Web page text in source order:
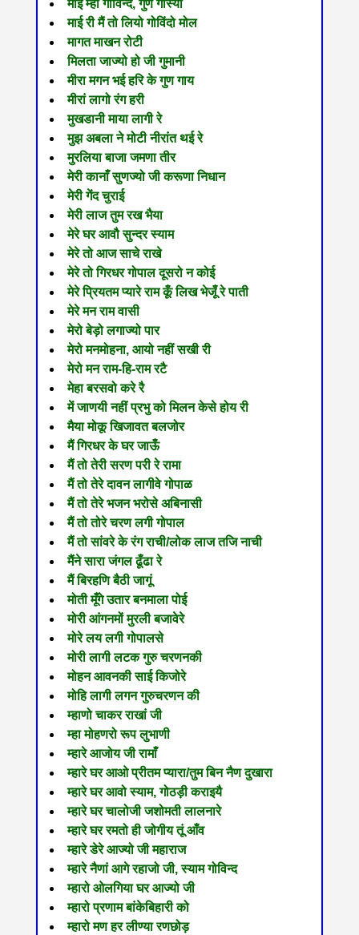
माई म्हां गोविन्द, गुण गास्यां
माई री मैं तो लियो गोविंदो मोल
मागत माखन रोटी
मिलता जाज्यो हो जी गुमानी
मीरा मगन भई हरि के गुण गाय
मीरां लागो रंग हरी
मुखडानी माया लागी रे
मुझ अबला ने मोटी नीरांत थई रे
मुरलिया बाजा जमणा तीर
मेरी कानाँ सुणज्यो जी करूणा निधान
मेरी गेंद चुराई
मेरी लाज तुम रख भैया
मेरे घर आवौ सुन्दर स्याम
मेरे तो आज साचे राखे
मेरे तो गिरधर गोपाल दूसरो न कोई
मेरे प्रियतम प्यारे राम कूँ लिख भेजूँ रे पाती
मेरे मन राम वासी
मेरो बेड़ो लगाज्यो पार
मेरो मनमोहना, आयो नहीं सखी री
मेरो मन राम-हि-राम रटै
मेहा बरसवो करे रै
में जाणयी नहीं प्रभु को मिलन केसे होय री
मैया मोकू खिजावत बलजोर
मैं गिरधर के घर जाऊँ
मैं तो तेरी सरण परी रे रामा
मैं तो तेरे दावन लागीवे गोपाळ
मैं तो तेरे भजन भरोसे अबिनासी
मैं तो तोरे चरण लगी गोपाल
मैं तो सांवरे के रंग राची/लोक लाज तजि नाची
मैंने सारा जंगल ढूँढा रे
मैं बिरहणि बैठी जागूं
मोती मूँगे उतार बनमाला पोई
मोरी आंगनमों मुरली बजावेरे
मोरे लय लगी गोपालसे
मोरी लागी लटक गुरु चरणनकी
मोहन आवनकी साई किजोरे
मोहि लागी लगन गुरुचरणन की
म्हाणो चाकर राखां जी
म्हा मोहणरो रूप लुभाणी
म्हारे आजोय जी रामाँ
म्हारे घर आओ प्रीतम प्यारा/तुम बिन नैण दुखारा
म्हारे घर आवो स्याम, गोठड़ी कराइयै
म्हारे घर चालोजी जशोमती लालनारे
म्हारे घर रमतो ही जोगीय तूं आँव
म्हारे डेरे आज्यो जी महाराज
म्हारे नैणां आगे रहाजो जी, स्याम गोविन्द
म्हारो ओलगिया घर आज्यो जी
म्हारो प्रणाम बांकेबिहारी को
म्हारो मण हर लीण्या रणछोड़